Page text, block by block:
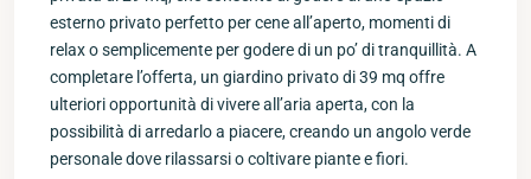
esterno privato perfetto per cene all’aperto, momenti di
relax o semplicemente per godere di un po’ di tranquillità. A
completare l’offerta, un giardino privato di 39 mq offre
ulteriori opportunità di vivere all’aria aperta, con la
possibilità di arredarlo a piacere, creando un angolo verde
personale dove rilassarsi o coltivare piante e fiori.